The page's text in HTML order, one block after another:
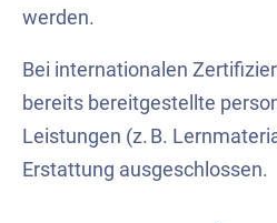
werden.
Bei internationalen
bereits bereitgestellte
Leistungen (z. B.
Erstattung ausgeschlossen.